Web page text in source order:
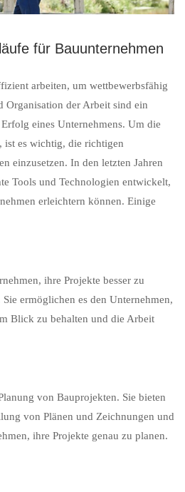
für Bauunternehmen
arbeiten, um wettbewerbsfähig
Organisation der Arbeit sind ein
eines Unternehmens. Um die
ist es wichtig, die richtigen
einzusetzen. In den letzten Jahren
Tools und Technologien entwickelt,
erleichtern können. Einige
ihre Projekte besser zu
ermöglichen es den Unternehmen,
Blick zu behalten und die Arbeit
von Bauprojekten. Sie bieten
von Plänen und Zeichnungen und
ihre Projekte genau zu planen.